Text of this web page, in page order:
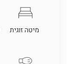
מיטה זוגית